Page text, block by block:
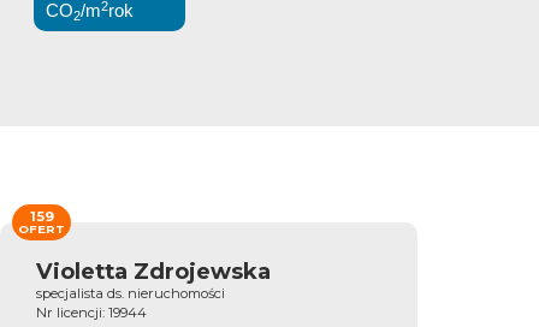
CO2/m2rok
Violetta Zdrojewska
specjalista ds. nieruchomości
Nr licencji: 19944
159
OFERT